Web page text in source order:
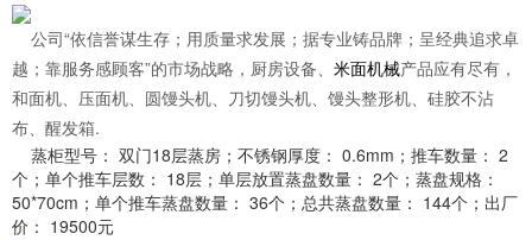
公司“依信誉谋生存；用质量求发展；据专业铸品牌；呈经典追求卓
越；靠服务感顾客”的市场战略，厨房设备、 米面机械产品应有尽有，
和面机、压面机、圆馒头机、刀切馒头机、馒头整形机、硅胶不沾
布、醒发箱.
蒸柜型号： 双门18层蒸房； 不锈钢厚度： 0.6mm； 推车数量： 2
个； 单个推车层数： 18层； 单层放置蒸盘数量： 2个； 蒸盘规格：
50*70cm； 单个推车蒸盘数量： 36个； 总共蒸盘数量： 144个； 出厂
价： 19500元